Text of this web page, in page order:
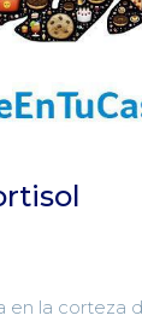
la corteza